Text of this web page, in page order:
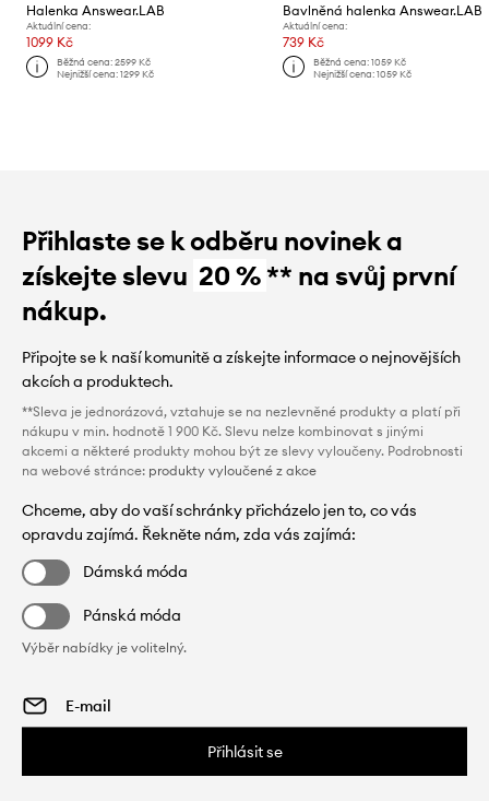
Halenka Answear.LAB
Aktuální cena:
1099 Kč
Běžná cena:2599 Kč
Nejnižší cena:1299 Kč
Bavlněná halenka Answear.LAB
Aktuální cena:
739 Kč
Běžná cena: 1059 Kč
Nejnižší cena: 1059 Kč
Přihlaste se k odběru novinek a
získejte slevu 20 %** na svůj první
nákup.
Připojte se k naší komunitě a získejte informace o nejnovějších
akcích a produktech.
**Sleva je jednorázová, vztahuje se na nezlevněné produkty a platí při
nákupu v min. hodnotě 1 900 Kč. Slevu nelze kombinovat s jinými
akcemi a některé produkty mohou být ze slevy vyloučeny. Podrobnosti
na webové stránce: produkty vyloučené z akce
Chceme, aby do vaší schránky přicházelo jen to, co vás
opravdu zajímá. Řekněte nám, zda vás zajímá:
Dámská móda
Pánská móda
Výběr nabídky je volitelný.
Přihlásit se